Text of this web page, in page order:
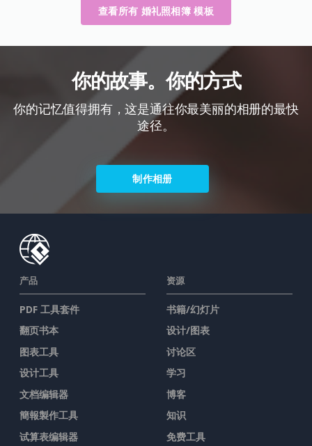
查看所有 婚礼照相簿 模板
你的故事。你的方式
你的记忆值得拥有，这是通往你最美丽的相册的最快
途径。
制作相册
产品
PDF 工具套件
翻页书本
图表工具
设计工具
文档编辑器
簡報製作工具
试算表编辑器
资源
书籍/幻灯片
设计/图表
讨论区
学习
博客
知识
免费工具